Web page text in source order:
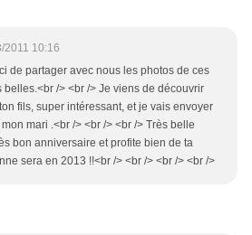
2011 10:16
de partager avec nous les photos de ces
belles.<br /> <br /> Je viens de découvrir
fils, super intéressant, et je vais envoyer
mari .<br /> <br /> <br /> Très belle
bon anniversaire et profite bien de ta
sera en 2013 !!<br /> <br /> <br /> <br />